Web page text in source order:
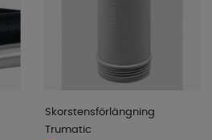
Skorstensförlängning
Trumatic